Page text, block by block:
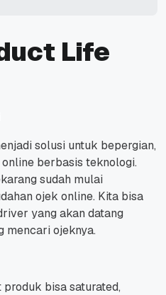
Life
solusi untuk bepergian,
berbasis teknologi.
sudah mulai
ojek online. Kita bisa
yang akan datang
mencari ojeknya.
bisa saturated,